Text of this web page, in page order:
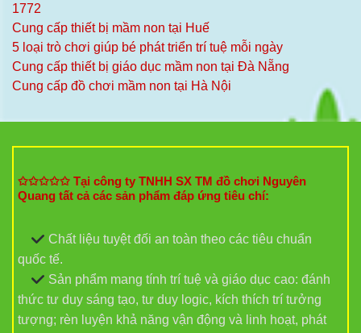
1772
Cung cấp thiết bị mầm non tại Huế
5 loại trò chơi giúp bé phát triển trí tuệ mỗi ngày
Cung cấp thiết bị giáo dục mầm non tại Đà Nẵng
Cung cấp đồ chơi mầm non tại Hà Nội
✩✩✩✩✩ Tại công ty TNHH SX TM đồ chơi Nguyên
Quang tất cả các sản phẩm đáp ứng tiêu chí:
Chất liệu tuyệt đối an toàn theo các tiêu chuẩn
quốc tế.
Sản phẩm mang tính trí tuệ và giáo dục cao: đánh
thức tư duy sáng tạo, tư duy logic, kích thích trí tưởng
tượng; rèn luyện khả năng vận động và linh hoạt, phát